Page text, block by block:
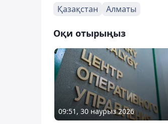
Қазақстан Алматы
Оқи отырыңыз
09:51, 30 наурыз 2026